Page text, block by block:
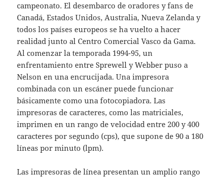
campeonato. El desembarco de oradores y fans de
Canadá, Estados Unidos, Australia, Nueva Zelanda y
todos los países europeos se ha vuelto a hacer
realidad junto al Centro Comercial Vasco da Gama.
Al comenzar la temporada 1994-95, un
enfrentamiento entre Sprewell y Webber puso a
Nelson en una encrucijada. Una impresora
combinada con un escáner puede funcionar
básicamente como una fotocopiadora. Las
impresoras de caracteres, como las matriciales,
imprimen en un rango de velocidad entre 200 y 400
caracteres por segundo (cps), que supone de 90 a 180
líneas por minuto (lpm).
Las impresoras de línea presentan un amplio rango